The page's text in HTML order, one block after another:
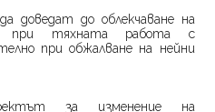
доведат до облекчаване на
при тяхната работа с
при обжалване на нейни
за изменение на